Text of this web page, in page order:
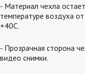
- Материал чехла
температуре воздуха
+40C.
- Прозрачная сторона
видео снимки.